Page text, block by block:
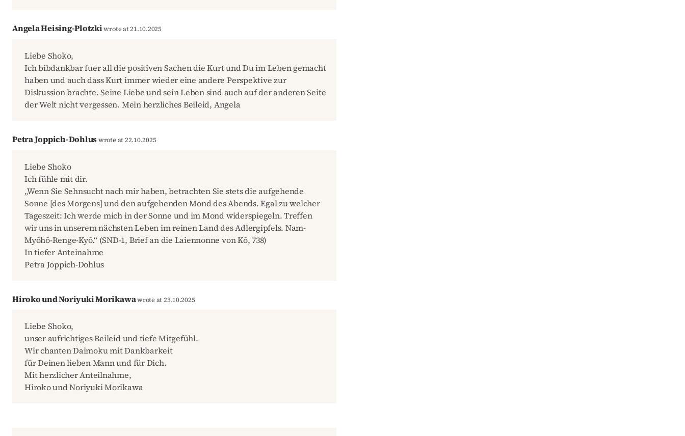
Angela Heising-Plotzkiwrote at 21.10.2025
Liebe Shoko,
Ich bibdankbar fuer all die positiven Sachen die Kurt und Du im Leben gemacht
haben und auch dass Kurt immer wieder eine andere Perspektive zur
Diskussion brachte. Seine Liebe und sein Leben sind auch auf der anderen Seite
der Welt nicht vergessen. Mein herzliches Beileid, Angela
Petra Joppich-Dohluswrote at 22.10.2025
Liebe Shoko
Ich fühle mit dir.
„Wenn Sie Sehnsucht nach mir haben, betrachten Sie stets die aufgehende
Sonne [des Morgens] und den aufgehenden Mond des Abends. Egal zu welcher
Tageszeit: Ich werde mich in der Sonne und im Mond widerspiegeln. Treffen
wir uns in unserem nächsten Leben im reinen Land des Adlergipfels. Nam-
Myōhō-Renge-Kyō.“ (SND-1, Brief an die Laiennonne von Kō, 738)
In tiefer Anteinahme
Petra Joppich-Dohlus
Hiroko und Noriyuki Morikawawrote at 23.10.2025
Liebe Shoko,
unser aufrichtiges Beileid und tiefe Mitgefühl.
Wir chanten Daimoku mit Dankbarkeit
für Deinen lieben Mann und für Dich.
Mit herzlicher Anteilnahme,
Hiroko und Noriyuki Morikawa